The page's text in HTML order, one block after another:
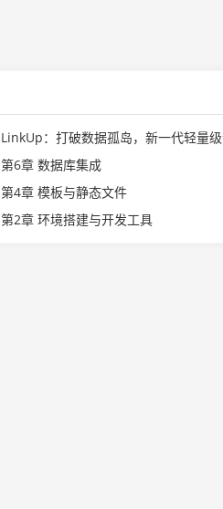
LinkUp：打破数据孤岛，新一代轻量级企业级
第6章 数据库集成
第4章 模板与静态文件
第2章 环境搭建与开发工具